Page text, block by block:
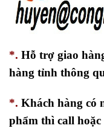
*. Hỗ trợ giao
hàng tỉnh thông
*. Khách hàng có
phẩm thì call